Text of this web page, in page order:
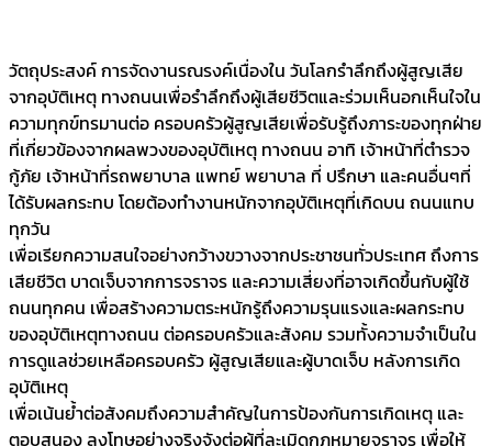
วัตถุประสงค์ การจัดงานรณรงค์เนื่องใน วันโลกรำลึกถึงผู้สูญเสีย
จากอุบัติเหตุ ทางถนนเพื่อรำลึกถึงผู้เสียชีวิตและร่วมเห็นอกเห็นใจใน
ความทุกข์ทรมานต่อ ครอบครัวผู้สูญเสียเพื่อรับรู้ถึงภาระของทุกฝ่าย
ที่เกี่ยวข้องจากผลพวงของอุบัติเหตุ ทางถนน อาทิ เจ้าหน้าที่ตำรวจ
กู้ภัย เจ้าหน้าที่รถพยาบาล แพทย์ พยาบาล ที่ ปรึกษา และคนอื่นๆที่
ได้รับผลกระทบ โดยต้องทำงานหนักจากอุบัติเหตุที่เกิดบน ถนนแทบ
ทุกวัน
เพื่อเรียกความสนใจอย่างกว้างขวางจากประชาชนทั่วประเทศ ถึงการ
เสียชีวิต บาดเจ็บจากการจราจร และความเสี่ยงที่อาจเกิดขึ้นกับผู้ใช้
ถนนทุกคน เพื่อสร้างความตระหนักรู้ถึงความรุนแรงและผลกระทบ
ของอุบัติเหตุทางถนน ต่อครอบครัวและสังคม รวมทั้งความจำเป็นใน
การดูแลช่วยเหลือครอบครัว ผู้สูญเสียและผู้บาดเจ็บ หลังการเกิด
อุบัติเหตุ
เพื่อเน้นย้ำต่อสังคมถึงความสำคัญในการป้องกันการเกิดเหตุ และ
ตอบสนอง ลงโทษอย่างจริงจังต่อผู้ที่ละเมิดกฎหมายจราจร เพื่อให้